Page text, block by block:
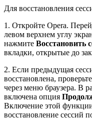
Для восстановления
1. Откройте Opera.
левом верхнем углу
нажмите Восстановить
вкладки, открытые до
2. Если предыдущая
восстановлена,
через меню браузера. В
включена опция
Включение этой
восстановление сессий